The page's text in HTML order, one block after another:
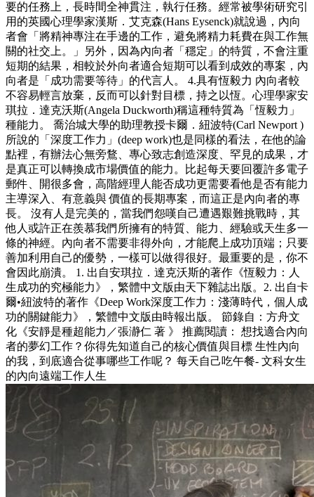
要的任務上，長時間全神貫注，執行任務。經常被學術研究引
用的英國心理學家漢斯．艾克森(Hans Eysenck)就說過，內向
者會「將精神專注在手邊的工作，避免將精力耗費在與工作無
關的社交上。」另外，因為內向者「穩定」的特質，不會注重
短期的結果，相較於外向者適合短期可以看到成效的專案，內
向者是「成功需要等待」的代言人。 4.具有恆毅力 內向者較
不容易輕言放棄，反而可以針對目標，持之以恆。心理學家安
琪拉．達克沃斯(Angela Duckworth)稱這種特質為「恆毅力」
種能力。 喬治城大學的助理教授卡爾．紐波特(Carl Newport )
所說的「深度工作力」(deep work)也是同樣的看法，在他的論
點裡，有辦法心無旁鶩、專心致志創造深度、罕見的成果，才
是真正可以轉換成市場價值的能力。比起每天要回覆許多電子
郵件、開很多會，高階經理人能否成功更需要看他是否有能力
主導深入、有意義與 價值的長期專案，而這正是內向者的專
長。 沒有人是完美的，當我們怨嘆自己遭遇艱難挑戰時，其
他人或許正在羨慕我們所擁有的特質、能力、經驗或天生多一
條的神經。內向者不需要非得外向，才能爬上成功頂端；只要
善加利用自己的優勢，一樣可以做得很好。最重要的是，你不
會因此崩潰。 1. 出自安琪拉．達克沃斯的著作《恆毅力：人
生成功的究極能力》，繁體中文版由天下雜誌出版。2. 出自卡
爾•紐波特的著作《Deep Work深度工作力：淺薄時代，個人成
功的關鍵能力》，繁體中文版由時報出版。 節錄自：方舟文
化《安靜是種超能力／張瀞仁 著 》 推薦閱讀： 想找適合內向
者的夢幻工作？你得先知道自己的核心價值與目標 生性內向
的我，到底適合從事哪些工作呢？ 每天自己吃午餐- 文科女生
的內向遠端工作人生